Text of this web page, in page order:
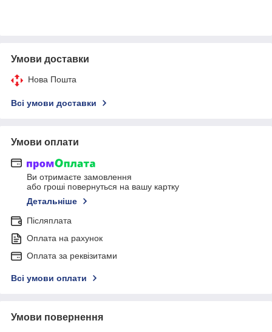
Умови доставки
Нова Пошта
Всі умови доставки
Умови оплати
Ви отримаєте замовлення
або гроші повернуться на вашу картку
Детальніше
Післяплата
Оплата на рахунок
Оплата за реквізитами
Всі умови оплати
Умови повернення